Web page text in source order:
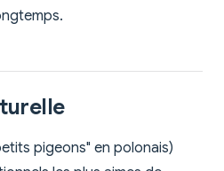
pigeons" en polonais)